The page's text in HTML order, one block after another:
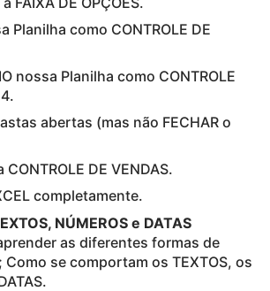
Planilha como CONTROLE DE
nossa Planilha como CONTROLE
abertas (mas não FECHAR o
CONTROLE DE VENDAS.
completamente.
NÚMEROS e DATAS
as diferentes formas de
Como se comportam os TEXTOS, os